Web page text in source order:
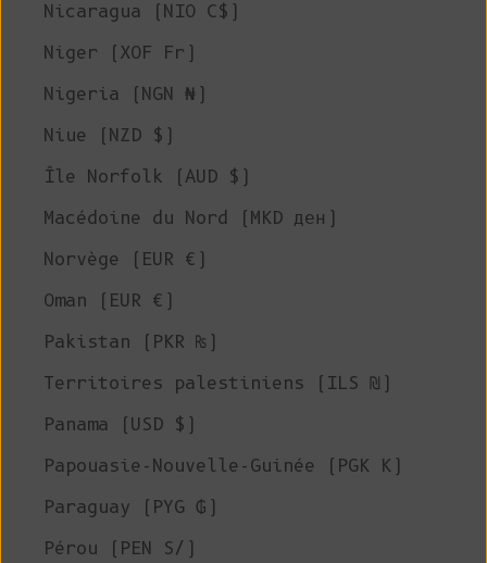
Nicaragua (NIO C$)
Niger (XOF Fr)
Nigeria (NGN ₦)
Niue (NZD $)
Île Norfolk (AUD $)
Macédoine du Nord (MKD ден)
Norvège (EUR €)
Oman (EUR €)
Pakistan (PKR ₨)
Territoires palestiniens (ILS ₪)
Panama (USD $)
Papouasie-Nouvelle-Guinée (PGK K)
Paraguay (PYG ₲)
Pérou (PEN S/)